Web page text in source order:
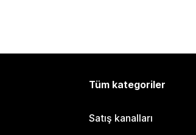
Tüm kategoriler
Satış kanalları